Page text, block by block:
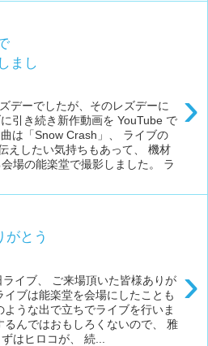
まし
›
デーでしたが、そのレズデーに
引き続き新作動画を YouTube で
は「Snow Crash」、 ライブの
えしたい気持ちもあって、 機材
場の能楽堂で撮影しました。 ラ
がとう
›
イブ、 ご来場頂いた皆様ありが
ブは能楽堂を会場にしたことも
うな出で立ちでライブを行いま
るんではおもしろくないので、 雅
はヒロコが、 続...